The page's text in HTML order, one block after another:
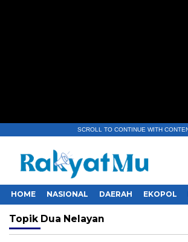
SCROLL TO CONTINUE WITH
HOME NASIONAL DAERAH EKOPOL
Topik Dua Nelayan